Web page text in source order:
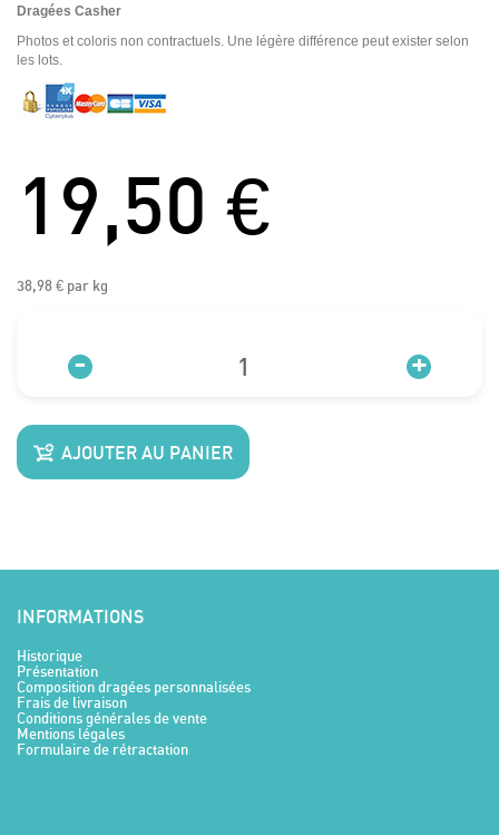
Dragées Casher
Photos et coloris non contractuels. Une légère différence peut exister selon
les lots.
19,50 €
38,98 € par kg
- +
AJOUTER AU PANIER
INFORMATIONS
Historique
Présentation
Composition dragées personnalisées
Frais de livraison
Conditions générales de vente
Mentions légales
Formulaire de rétractation